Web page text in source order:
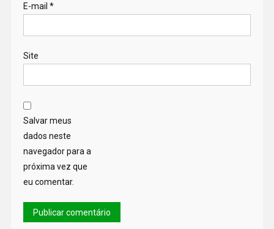
E-mail *
Site
Salvar meus
dados neste
navegador para a
próxima vez que
eu comentar.